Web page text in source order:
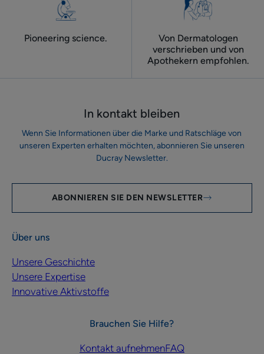
Pioneering science.
Von Dermatologen
verschrieben und von
Apothekern empfohlen.
In kontakt bleiben
Wenn Sie Informationen über die Marke und Ratschläge von
unseren Experten erhalten möchten, abonnieren Sie unseren
Ducray Newsletter.
ABONNIEREN SIE DEN NEWSLETTER
Über uns
Unsere Geschichte
Unsere Expertise
Innovative Aktivstoffe
Brauchen Sie Hilfe?
Kontakt aufnehmenFAQ